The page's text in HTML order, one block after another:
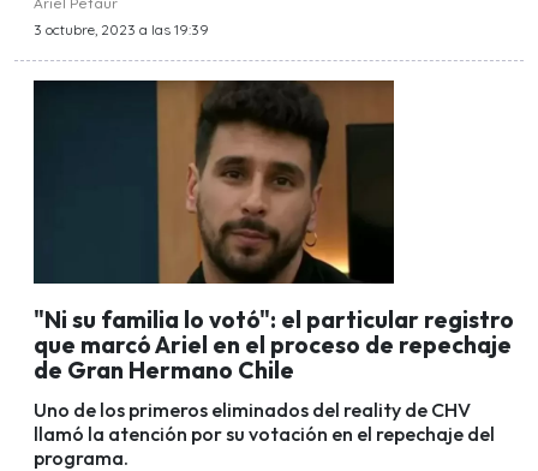
3 octubre, 2023 a las 19:39
"Ni su familia lo votó": el particular registro
que marcó Ariel en el proceso de repechaje
de Gran Hermano Chile
Uno de los primeros eliminados del reality de CHV
llamó la atención por su votación en el repechaje del
programa.